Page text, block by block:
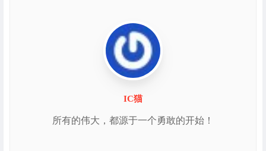
IC猫
所有的伟大，都源于一个勇敢的开始！